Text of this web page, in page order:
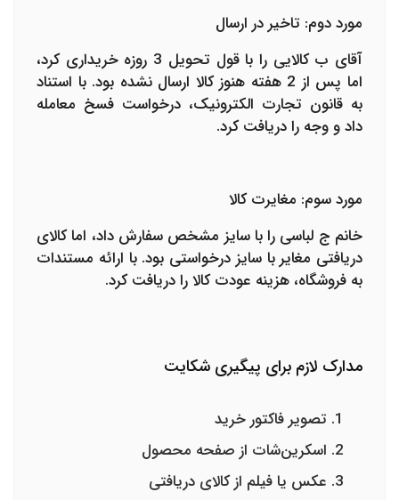
مورد دوم: تاخیر در ارسال
آقای ب کالایی را با قول تحویل 3 روزه خریداری کرد،
اما پس از 2 هفته هنوز کالا ارسال نشده بود. با استناد
به قانون تجارت الکترونیک، درخواست فسخ معامله
داد و وجه را دریافت کرد.
مورد سوم: مغایرت کالا
خانم ج لباسی را با سایز مشخص سفارش داد، اما کالای
دریافتی مغایر با سایز درخواستی بود. با ارائه مستندات
به فروشگاه، هزینه عودت کالا را دریافت کرد.
مدارک لازم برای پیگیری شکایت
تصویر فاکتور خرید
اسکرین‌شات از صفحه محصول
عکس یا فیلم از کالای دریافتی